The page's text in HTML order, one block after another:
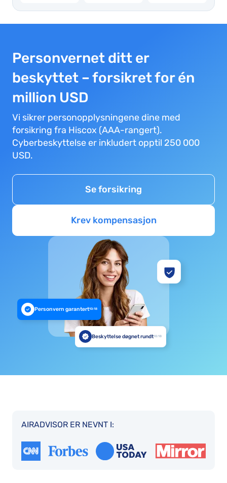
Personvernet ditt er
beskyttet – forsikret for én
million USD
Vi sikrer personopplysningene dine med
forsikring fra Hiscox (AAA-rangert).
Cyberbeskyttelse er inkludert opptil 250 000
USD.
Se forsikring
Krev kompensasjon
Personvern garantert10:18
Beskyttelse døgnet rundt10:18
AIRADVISOR ER NEVNT I: